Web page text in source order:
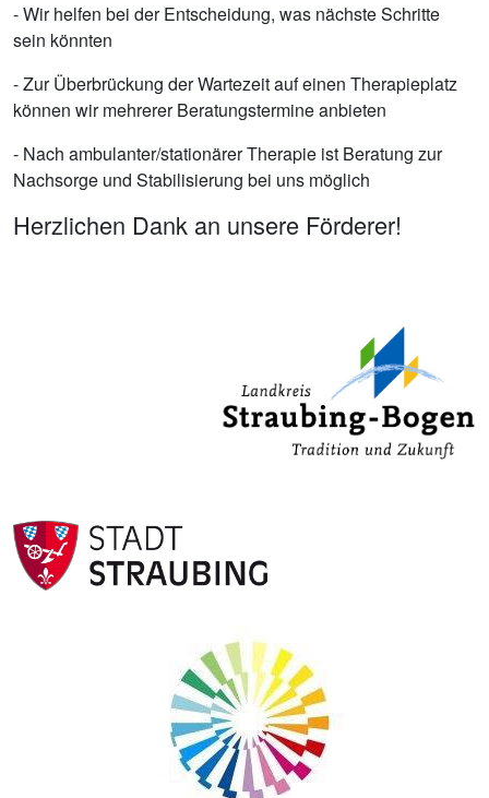
- Wir helfen bei der Entscheidung, was nächste Schritte
sein könnten
- Zur Überbrückung der Wartezeit auf einen Therapieplatz
können wir mehrerer Beratungstermine anbieten
- Nach ambulanter/stationärer Therapie ist Beratung zur
Nachsorge und Stabilisierung bei uns möglich
Herzlichen Dank an unsere Förderer!